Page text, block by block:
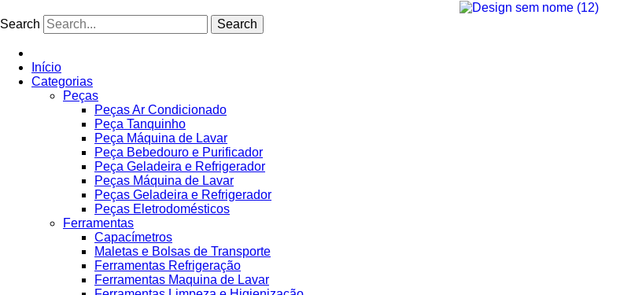
para
Search Search
Início
Categorias
Peças
Peças Ar Condicionado
Peça Tanquinho
Peça Máquina de Lavar
Peça Bebedouro e Purificador
Peça Geladeira e Refrigerador
Peças Máquina de Lavar
Peças Geladeira e Refrigerador
Peças Eletrodomésticos
Ferramentas
Capacímetros
Maletas e Bolsas de Transporte
Ferramentas Refrigeração
Ferramentas Maquina de Lavar